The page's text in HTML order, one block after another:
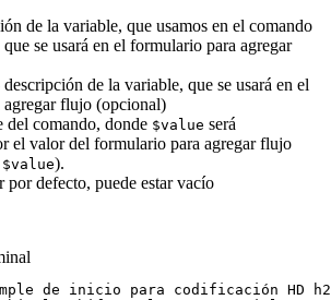
de la variable, que usamos en el comando
se usará en el formulario para agregar
descripción de la variable, que se usará en el
flujo (opcional)
del comando, donde $value será
el valor del formulario para agregar flujo
).
por defecto, puede estar vacío
de inicio para codificación HD